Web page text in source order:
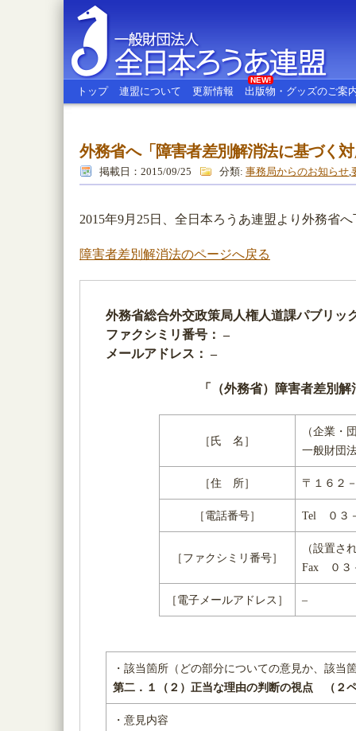
全日本ろうあ連盟
トップ 連盟について 更新情報 出版物・グッズのご案
NEW!
外務省へ「障害者差別解消法に基づく
掲載日：2015/09/25 分類: 事務局からのお知らせ,
2015年9月25日、全日本ろうあ連盟より外務省
障害者差別解消法のページへ戻る
外務省総合外交政策局人権人道課パブリッ
ファクシミリ番号： –
メールアドレス： –
「（外務省）障害者差別
［氏 名］
（企業・
一般財団
［住 所］ 〒１６２
［電話番号］ Tel ０３
［ファクシミリ番号］
（設置さ
Fax ０３
［電子メールアドレス］ –
・該当箇所（どの部分についての意見か、該当
第二．１（２）正当な理由の判断の視点 （２
・意見内容